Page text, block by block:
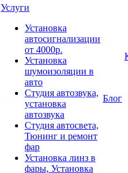
Услуги
Установка
автосигнализации
от 4000р.
Установка
шумоизоляции в
авто
Студия автозвука,
установка
автозвука
Студия автосвета,
Тюнинг и ремонт
фар
Установка линз в
фары, Установка
Блог